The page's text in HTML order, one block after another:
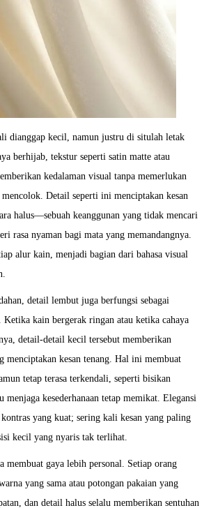
dianggap kecil, namun justru di situlah letak
berhijab, tekstur seperti satin matte atau
kedalaman visual tanpa memerlukan
Detail seperti ini menciptakan kesan
halus—sebuah keanggunan yang tidak mencari
rasa nyaman bagi mata yang memandangnya.
alur kain, menjadi bagian dari bahasa visual
detail lembut juga berfungsi sebagai
Ketika kain bergerak ringan atau ketika cahaya
detail-detail kecil tersebut memberikan
menciptakan kesan tenang. Hal ini membuat
tetap terasa terkendali, seperti bisikan
menjaga kesederhanaan tetap memikat. Elegansi
yang kuat; sering kali kesan yang paling
kecil yang nyaris tak terlihat.
membuat gaya lebih personal. Setiap orang
yang sama atau potongan pakaian yang
dan detail halus selalu memberikan sentuhan